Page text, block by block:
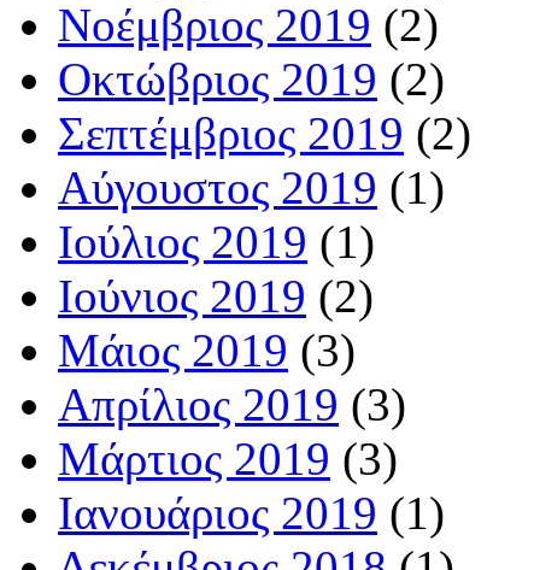
Νοέμβριος 2019 (2)
Οκτώβριος 2019 (2)
Σεπτέμβριος 2019 (2)
Αύγουστος 2019 (1)
Ιούλιος 2019 (1)
Ιούνιος 2019 (2)
Μάιος 2019 (3)
Απρίλιος 2019 (3)
Μάρτιος 2019 (3)
Ιανουάριος 2019 (1)